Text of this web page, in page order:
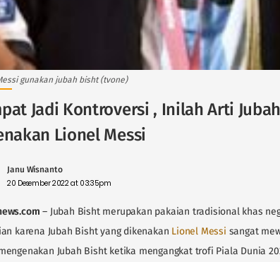
gunakan jubah bisht (tvone)
Jadi Kontroversi , Inilah Arti
Lionel Messi
Janu Wisnanto
20 Desember 2022 at 03:35pm
– Jubah Bisht merupakan pakaian tradisional khas
karena Jubah Bisht yang dikenakan Lionel Messi sangat
Jubah Bisht ketika mengangkat trofi Piala Dunia